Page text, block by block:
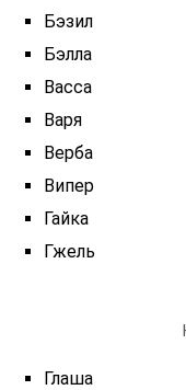
Бэзил
Бэлла
Васса
Варя
Верба
Випер
Гайка
Гжель
Глаша